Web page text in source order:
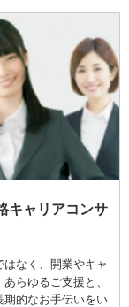
キャリアコンサ
なく、開業やキャ
らゆるご支援と、
期的なお手伝いをい